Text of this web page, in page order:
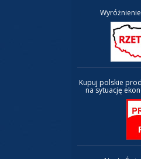
Kupuj polskie
na sytuację